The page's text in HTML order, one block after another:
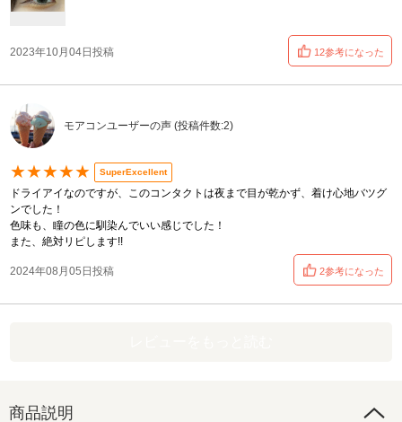
2023年10月04日投稿 12参考になった
モアコンユーザーの声 (投稿件数:2)
★★★★★ SuperExcellent
ドライアイなのですが、このコンタクトは夜まで目が乾かず、着け心地バツグ
ンでした！
色味も、瞳の色に馴染んでいい感じでした！
また、絶対リピします!!
2024年08月05日投稿 2参考になった
商品説明